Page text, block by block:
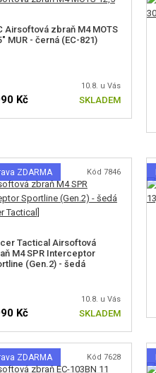
Airsoftová zbraň M4 MOTS
MUR - černá (EC-821)
10.8. u Vás
Kč SKLADEM
ZDARMA Kód 7846
Tactical Airsoftová
M4 SPR Interceptor
(Gen.2) - šedá
10.8. u Vás
Kč SKLADEM
ZDARMA Kód 7628